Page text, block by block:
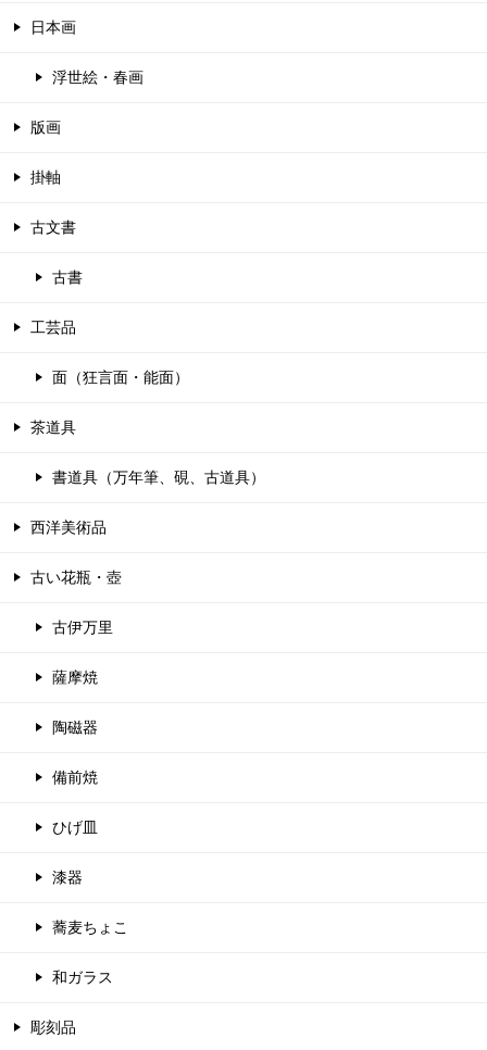
日本画
浮世絵・春画
版画
掛軸
古文書
古書
工芸品
面（狂言面・能面）
茶道具
書道具（万年筆、硯、古道具）
西洋美術品
古い花瓶・壺
古伊万里
薩摩焼
陶磁器
備前焼
ひげ皿
漆器
蕎麦ちょこ
和ガラス
彫刻品